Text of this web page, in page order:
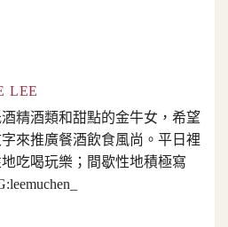
LEE
精酒類和甜點的金牛女，希望
來推廣餐酒飲食風尚。平日裡
吃喝玩樂；間歇性地積極寫